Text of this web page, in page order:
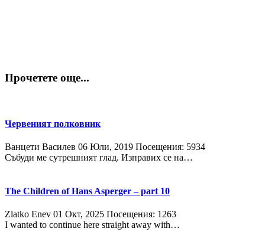
Прочетете още...
Червеният полковник
Ванцети Василев 06 Юли, 2019 Посещения: 5934
Събуди ме сутрешният глад. Изправих се на…
The Children of Hans Asperger – part 10
Zlatko Enev 01 Окт, 2025 Посещения: 1263
I wanted to continue here straight away with…